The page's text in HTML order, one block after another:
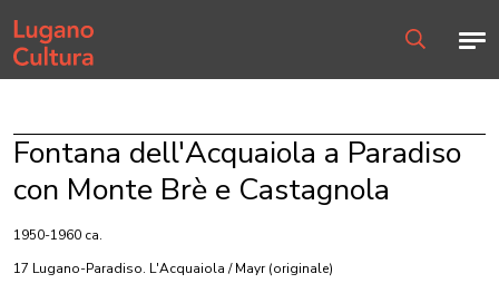
Home page
Fontana dell'Acquaiola a Paradiso
con Monte Brè e Castagnola
1950-1960 ca.
17 Lugano-Paradiso. L'Acquaiola / Mayr (originale)